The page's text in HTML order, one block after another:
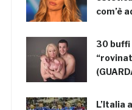
com’è
30 buffi
L’Italia